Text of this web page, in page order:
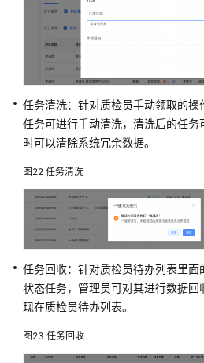
任务清洗：针对质检员手动领取的
任务可进行手动清洗，清洗后的任
时可以清除系统冗余数据。
图22 任务清洗
任务回收：针对质检员待办列表里
状态任务，管理员可对其进行数据
现在质检员待办列表。
图23 任务回收